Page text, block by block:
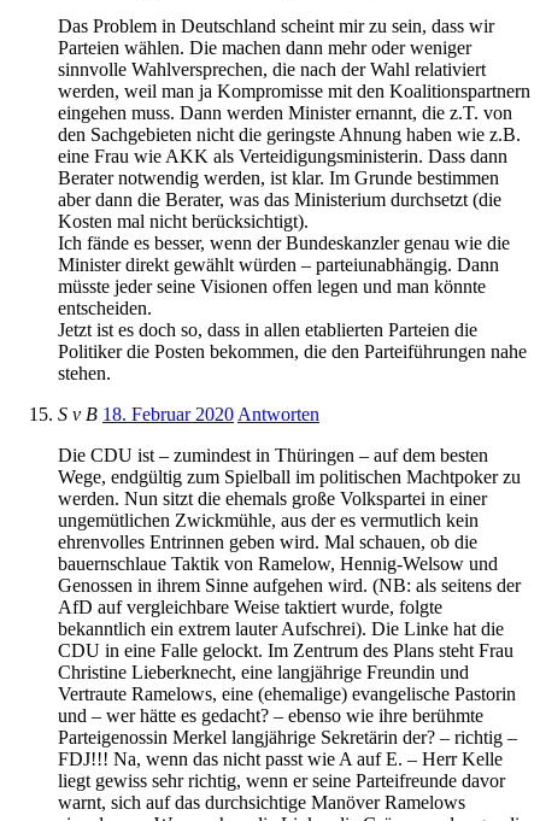
Das Problem in Deutschland scheint mir zu sein, dass wir
Parteien wählen. Die machen dann mehr oder weniger
sinnvolle Wahlversprechen, die nach der Wahl relativiert
werden, weil man ja Kompromisse mit den Koalitionspartnern
eingehen muss. Dann werden Minister ernannt, die z.T. von
den Sachgebieten nicht die geringste Ahnung haben wie z.B.
eine Frau wie AKK als Verteidigungsministerin. Dass dann
Berater notwendig werden, ist klar. Im Grunde bestimmen
aber dann die Berater, was das Ministerium durchsetzt (die
Kosten mal nicht berücksichtigt).
Ich fände es besser, wenn der Bundeskanzler genau wie die
Minister direkt gewählt würden – parteiunabhängig. Dann
müsste jeder seine Visionen offen legen und man könnte
entscheiden.
Jetzt ist es doch so, dass in allen etablierten Parteien die
Politiker die Posten bekommen, die den Parteiführungen nahe
stehen.
S v B 18. Februar 2020 Antworten
Die CDU ist – zumindest in Thüringen – auf dem besten
Wege, endgültig zum Spielball im politischen Machtpoker zu
werden. Nun sitzt die ehemals große Volkspartei in einer
ungemütlichen Zwickmühle, aus der es vermutlich kein
ehrenvolles Entrinnen geben wird. Mal schauen, ob die
bauernschlaue Taktik von Ramelow, Hennig-Welsow und
Genossen in ihrem Sinne aufgehen wird. (NB: als seitens der
AfD auf vergleichbare Weise taktiert wurde, folgte
bekanntlich ein extrem lauter Aufschrei). Die Linke hat die
CDU in eine Falle gelockt. Im Zentrum des Plans steht Frau
Christine Lieberknecht, eine langjährige Freundin und
Vertraute Ramelows, eine (ehemalige) evangelische Pastorin
und – wer hätte es gedacht? – ebenso wie ihre berühmte
Parteigenossin Merkel langjährige Sekretärin der? – richtig –
FDJ!!! Na, wenn das nicht passt wie A auf E. – Herr Kelle
liegt gewiss sehr richtig, wenn er seine Parteifreunde davor
warnt, sich auf das durchsichtige Manöver Ramelows